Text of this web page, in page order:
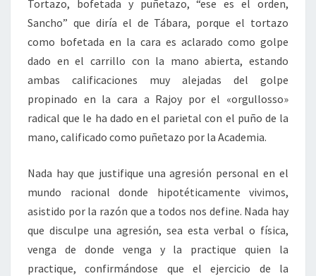
Tortazo, bofetada y puñetazo, “ese es el orden,
Sancho” que diría el de Tábara, porque el tortazo
como bofetada en la cara es aclarado como golpe
dado en el carrillo con la mano abierta, estando
ambas calificaciones muy alejadas del golpe
propinado en la cara a Rajoy por el «orgullosso»
radical que le ha dado en el parietal con el puño de la
mano, calificado como puñetazo por la Academia.
Nada hay que justifique una agresión personal en el
mundo racional donde hipotéticamente vivimos,
asistido por la razón que a todos nos define. Nada hay
que disculpe una agresión, sea esta verbal o física,
venga de donde venga y la practique quien la
practique, confirmándose que el ejercicio de la